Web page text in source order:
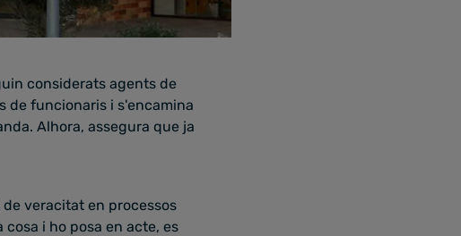
considerats agents de
de funcionaris i s'encamina
Alhora, assegura que ja
veracitat en processos
i ho posa en acte, es